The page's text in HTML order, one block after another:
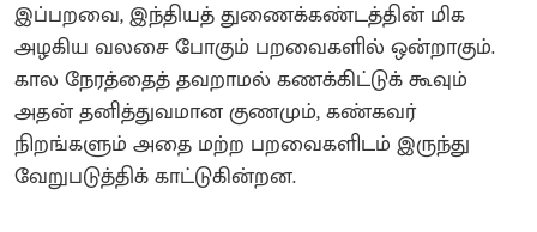
இப்பறவை, இந்தியத் துணைக்கண்டத்தின் மிக
அழகிய வலசை போகும் பறவைகளில் ஒன்றாகும்.
கால நேரத்தைத் தவறாமல் கணக்கிட்டுக் கூவும்
அதன் தனித்துவமான குணமும், கண்கவர்
நிறங்களும் அதை மற்ற பறவைகளிடம் இருந்து
வேறுபடுத்திக் காட்டுகின்றன.